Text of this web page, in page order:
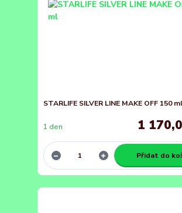
STARLIFE SILVER LINE MAKE OFF 150 ml
1
1 den
Přidat do